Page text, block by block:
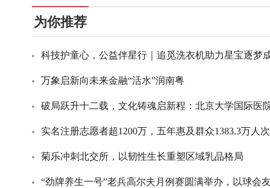
为你推荐
科技护童心，公益伴星行｜追觅洗衣机助力星宝逐梦
万象启新向未来金融“活水”润南粤
破局跃升十二载，文化铸魂启新程：北京大学国际医
实名注册志愿者超1200万，五年惠及群众1383.3万人
菊乐冲刺北交所，以韧性生长重塑区域乳品格局
“劲牌养生一号”老兵高尔夫月例赛圆满举办，以球会